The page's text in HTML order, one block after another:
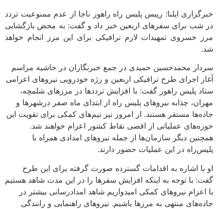
خبرگزاری ایلنا: رییس پلیس راه راهور ناجا از عدم ممنوعیت تردد
در شب‌ برای سفرهای اربعین خبر داد و گفت: به محض بازگشایی
مرز خسروی تمهیدات لازم ترافیکی برای این مرز انجام خواهد
شد.
سردار محمدحسین حمیدی در جمع خبرنگاران در حاشیه مراسم
آغاز اجرای طرح ترافیکی اربعین و رژه خودرویی نیروهای اعزامی
ستاد پلیس راهور گفت: با افزایش ترددها در مرزهای شلمچه،
مهران، چذابه نیروهای پلیس راه از ابتدای ماه صفر درشهرها و
جاده‌ها مستقر هستند. از امروز نیز تیم‌های کمکی برای تقویت این
حوزه‌های عملیاتی از اقصی نقاط کشور اعزام خواهند شد.
همچنین دیگر سازمان‌ها از جمله نیروهای امدادی همراه با
پلیس‌راه در این عملیات حضور دارند.
او با اشاره به اقدامات گسترده صورت گرفته برای این طرح
گفت: با توجه به اینکه افزایش سفرها را در این مدت شاهد هستیم
با اعزام نیروهای کمکی امیدواریم شاهد امدادرسانی بیشتر در
جاده‌های منتهی به مرزها باشیم. نیروهای راهنمایی و رانندگی